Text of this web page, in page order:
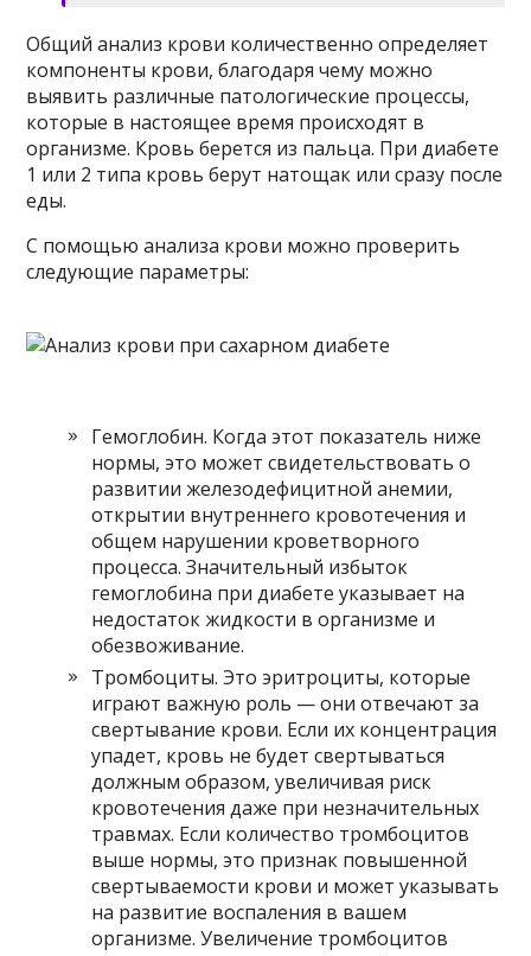
Общий анализ крови количественно определяет
компоненты крови, благодаря чему можно
выявить различные патологические процессы,
которые в настоящее время происходят в
организме. Кровь берется из пальца. При диабете
1 или 2 типа кровь берут натощак или сразу после
еды.
С помощью анализа крови можно проверить
следующие параметры:
Гемоглобин. Когда этот показатель ниже
нормы, это может свидетельствовать о
развитии железодефицитной анемии,
открытии внутреннего кровотечения и
общем нарушении кроветворного
процесса. Значительный избыток
гемоглобина при диабете указывает на
недостаток жидкости в организме и
обезвоживание.
Тромбоциты. Это эритроциты, которые
играют важную роль — они отвечают за
свертывание крови. Если их концентрация
упадет, кровь не будет свертываться
должным образом, увеличивая риск
кровотечения даже при незначительных
травмах. Если количество тромбоцитов
выше нормы, это признак повышенной
свертываемости крови и может указывать
на развитие воспаления в вашем
организме. Увеличение тромбоцитов